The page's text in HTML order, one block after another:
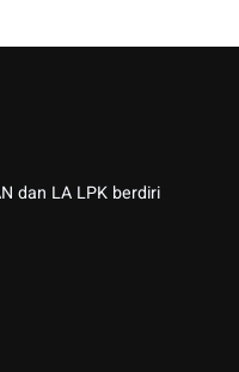
dan LA LPK berdiri